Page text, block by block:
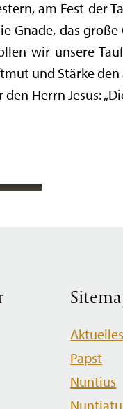
am Fest der
Gnade, das
wir unsere
und Stärke
Herrn Jesus:
Navigation
überspringen
Aktuelles
Papst
Nuntius